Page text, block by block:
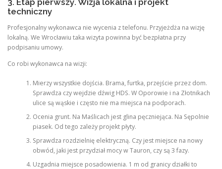
3. Etap pierwszy. Wizja lokalna i projekt
techniczny
Profesjonalny wykonawca nie wycenia z telefonu. Przyjeżdża na wizję
lokalną. We Wrocławiu taka wizyta powinna być bezpłatna przy
podpisaniu umowy.
Co robi wykonawca na wizji:
Mierzy wszystkie dojścia. Brama, furtka, przejście przez dom.
Sprawdza czy wejdzie dźwig HDS. W Oporowie i na Złotnikach
ulice są wąskie i często nie ma miejsca na podporach.
Ocenia grunt. Na Maślicach jest glina pęczniejąca. Na Sępolnie
piasek. Od tego zależy projekt płyty.
Sprawdza rozdzielnię elektryczną. Czy jest miejsce na nowy
obwód, jaki jest przydział mocy w Tauron, czy są 3 fazy.
Uzgadnia miejsce posadowienia. 1 m od granicy działki to